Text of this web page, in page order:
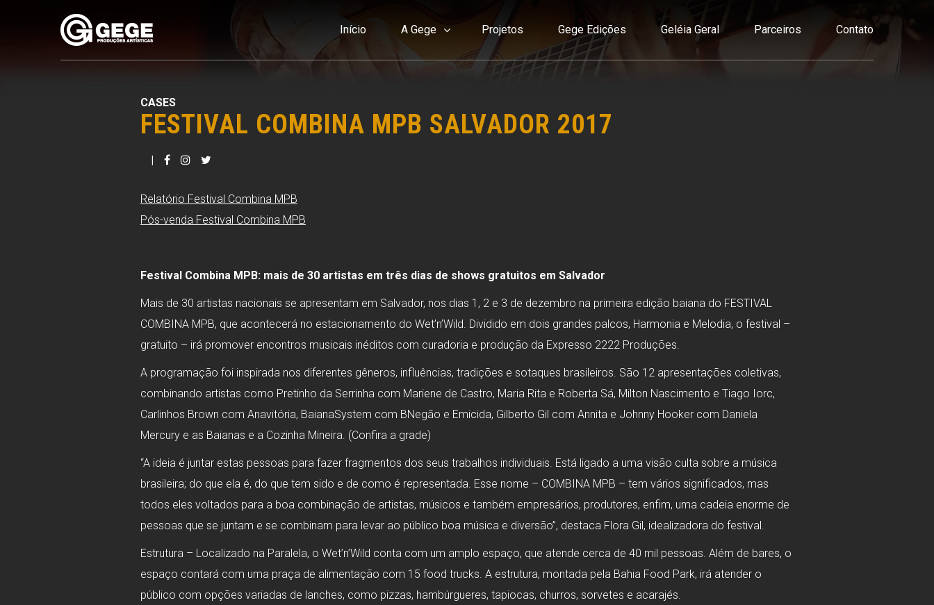
Início A Gege Projetos Gege Edições Geléia Geral Parceiros Contato
CASES
FESTIVAL COMBINA MPB SALVADOR 2017
|
Relatório Festival Combina MPB
Pós-venda Festival Combina MPB
Festival Combina MPB: mais de 30 artistas em três dias de shows gratuitos em Salvador
Mais de 30 artistas nacionais se apresentam em Salvador, nos dias 1, 2 e 3 de dezembro na primeira edição baiana do FESTIVAL
COMBINA MPB, que acontecerá no estacionamento do Wet’n’Wild. Dividido em dois grandes palcos, Harmonia e Melodia, o festival –
gratuito – irá promover encontros musicais inéditos com curadoria e produção da Expresso 2222 Produções.
A programação foi inspirada nos diferentes gêneros, influências, tradições e sotaques brasileiros. São 12 apresentações coletivas,
combinando artistas como Pretinho da Serrinha com Mariene de Castro, Maria Rita e Roberta Sá, Milton Nascimento e Tiago Iorc,
Carlinhos Brown com Anavitória, BaianaSystem com BNegão e Emicida, Gilberto Gil com Annita e Johnny Hooker com Daniela
Mercury e as Baianas e a Cozinha Mineira. (Confira a grade)
“A ideia é juntar estas pessoas para fazer fragmentos dos seus trabalhos individuais. Está ligado a uma visão culta sobre a música
brasileira; do que ela é, do que tem sido e de como é representada. Esse nome – COMBINA MPB – tem vários significados, mas
todos eles voltados para a boa combinação de artistas, músicos e também empresários, produtores, enfim, uma cadeia enorme de
pessoas que se juntam e se combinam para levar ao público boa música e diversão”, destaca Flora Gil, idealizadora do festival.
Estrutura – Localizado na Paralela, o Wet’n’Wild conta com um amplo espaço, que atende cerca de 40 mil pessoas. Além de bares, o
espaço contará com uma praça de alimentação com 15 food trucks. A estrutura, montada pela Bahia Food Park, irá atender o
público com opções variadas de lanches, como pizzas, hambúrgueres, tapiocas, churros, sorvetes e acarajés.